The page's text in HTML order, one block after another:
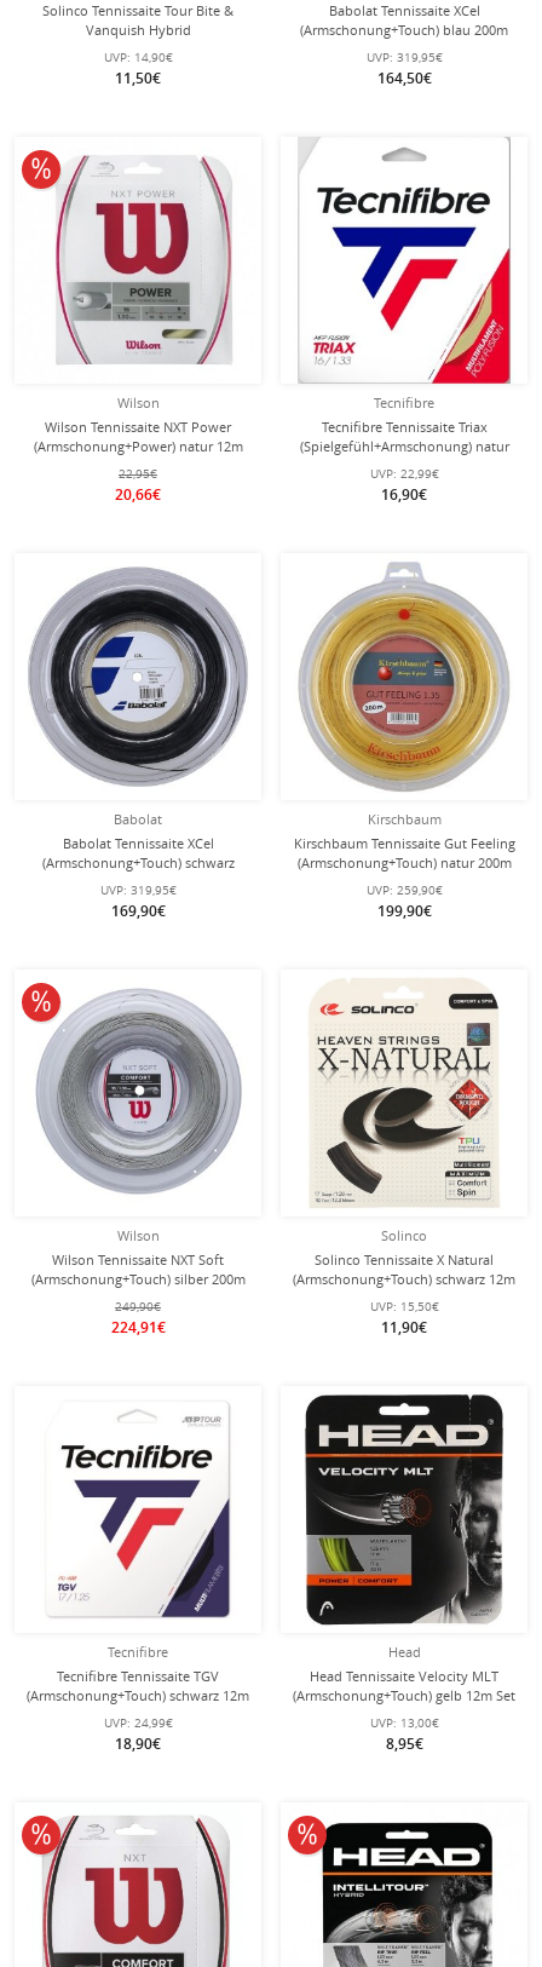
Solinco Tennissaite Tour Bite &
Vanquish Hybrid
(Haltbarkeit+Komfort) 12m Set
UVP: 14,90€
11,50€
Babolat Tennissaite XCel
(Armschonung+Touch) blau 200m
Rolle
UVP: 319,95€
164,50€
Wilson
Wilson Tennissaite NXT Power
(Armschonung+Power) natur 12m
Set
22,95€
20,66€
10% reduziert
Tecnifibre
Tecnifibre Tennissaite Triax
(Spielgefühl+Armschonung) natur
12m Set
UVP: 22,99€
16,90€
Babolat
Babolat Tennissaite XCel
(Armschonung+Touch) schwarz
200m Rolle
UVP: 319,95€
169,90€
Kirschbaum
Kirschbaum Tennissaite Gut Feeling
(Armschonung+Touch) natur 200m
Rolle
UVP: 259,90€
199,90€
Wilson
Wilson Tennissaite NXT Soft
(Armschonung+Touch) silber 200m
Rolle
249,90€
224,91€
10% reduziert
Solinco
Solinco Tennissaite X Natural
(Armschonung+Touch) schwarz 12m
Set
UVP: 15,50€
11,90€
Tecnifibre
Tecnifibre Tennissaite TGV
(Armschonung+Touch) schwarz 12m
Set
UVP: 24,99€
18,90€
Head
Head Tennissaite Velocity MLT
(Armschonung+Touch) gelb 12m Set
UVP: 13,00€
8,95€
10% reduziert 10% reduziert